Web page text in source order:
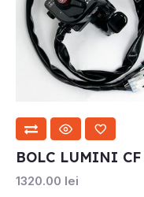
BOLC LUMINI CF
1320.00 lei